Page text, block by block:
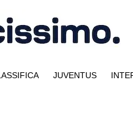
JUVENTUS